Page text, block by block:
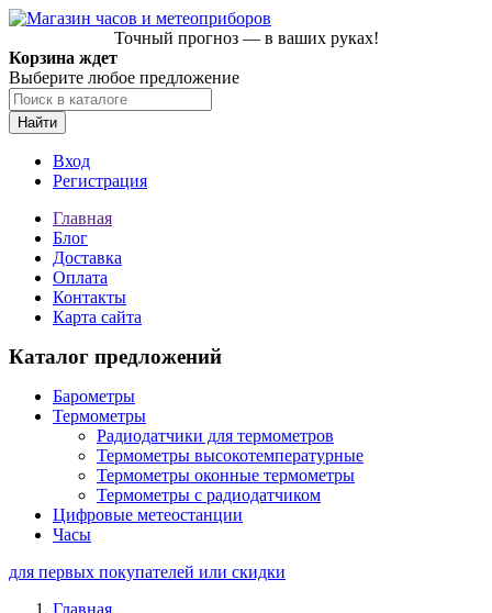
Точный прогноз — в ваших руках!
Корзина ждет
Выберите любое предложение
Найти
Вход
Регистрация
Главная
Блог
Доставка
Оплата
Контакты
Карта сайта
Каталог предложений
Барометры
Термометры
Радиодатчики для термометров
Термометры высокотемпературные
Термометры оконные термометры
Термометры с радиодатчиком
Цифровые метеостанции
Часы
для первых покупателей или скидки
Главная